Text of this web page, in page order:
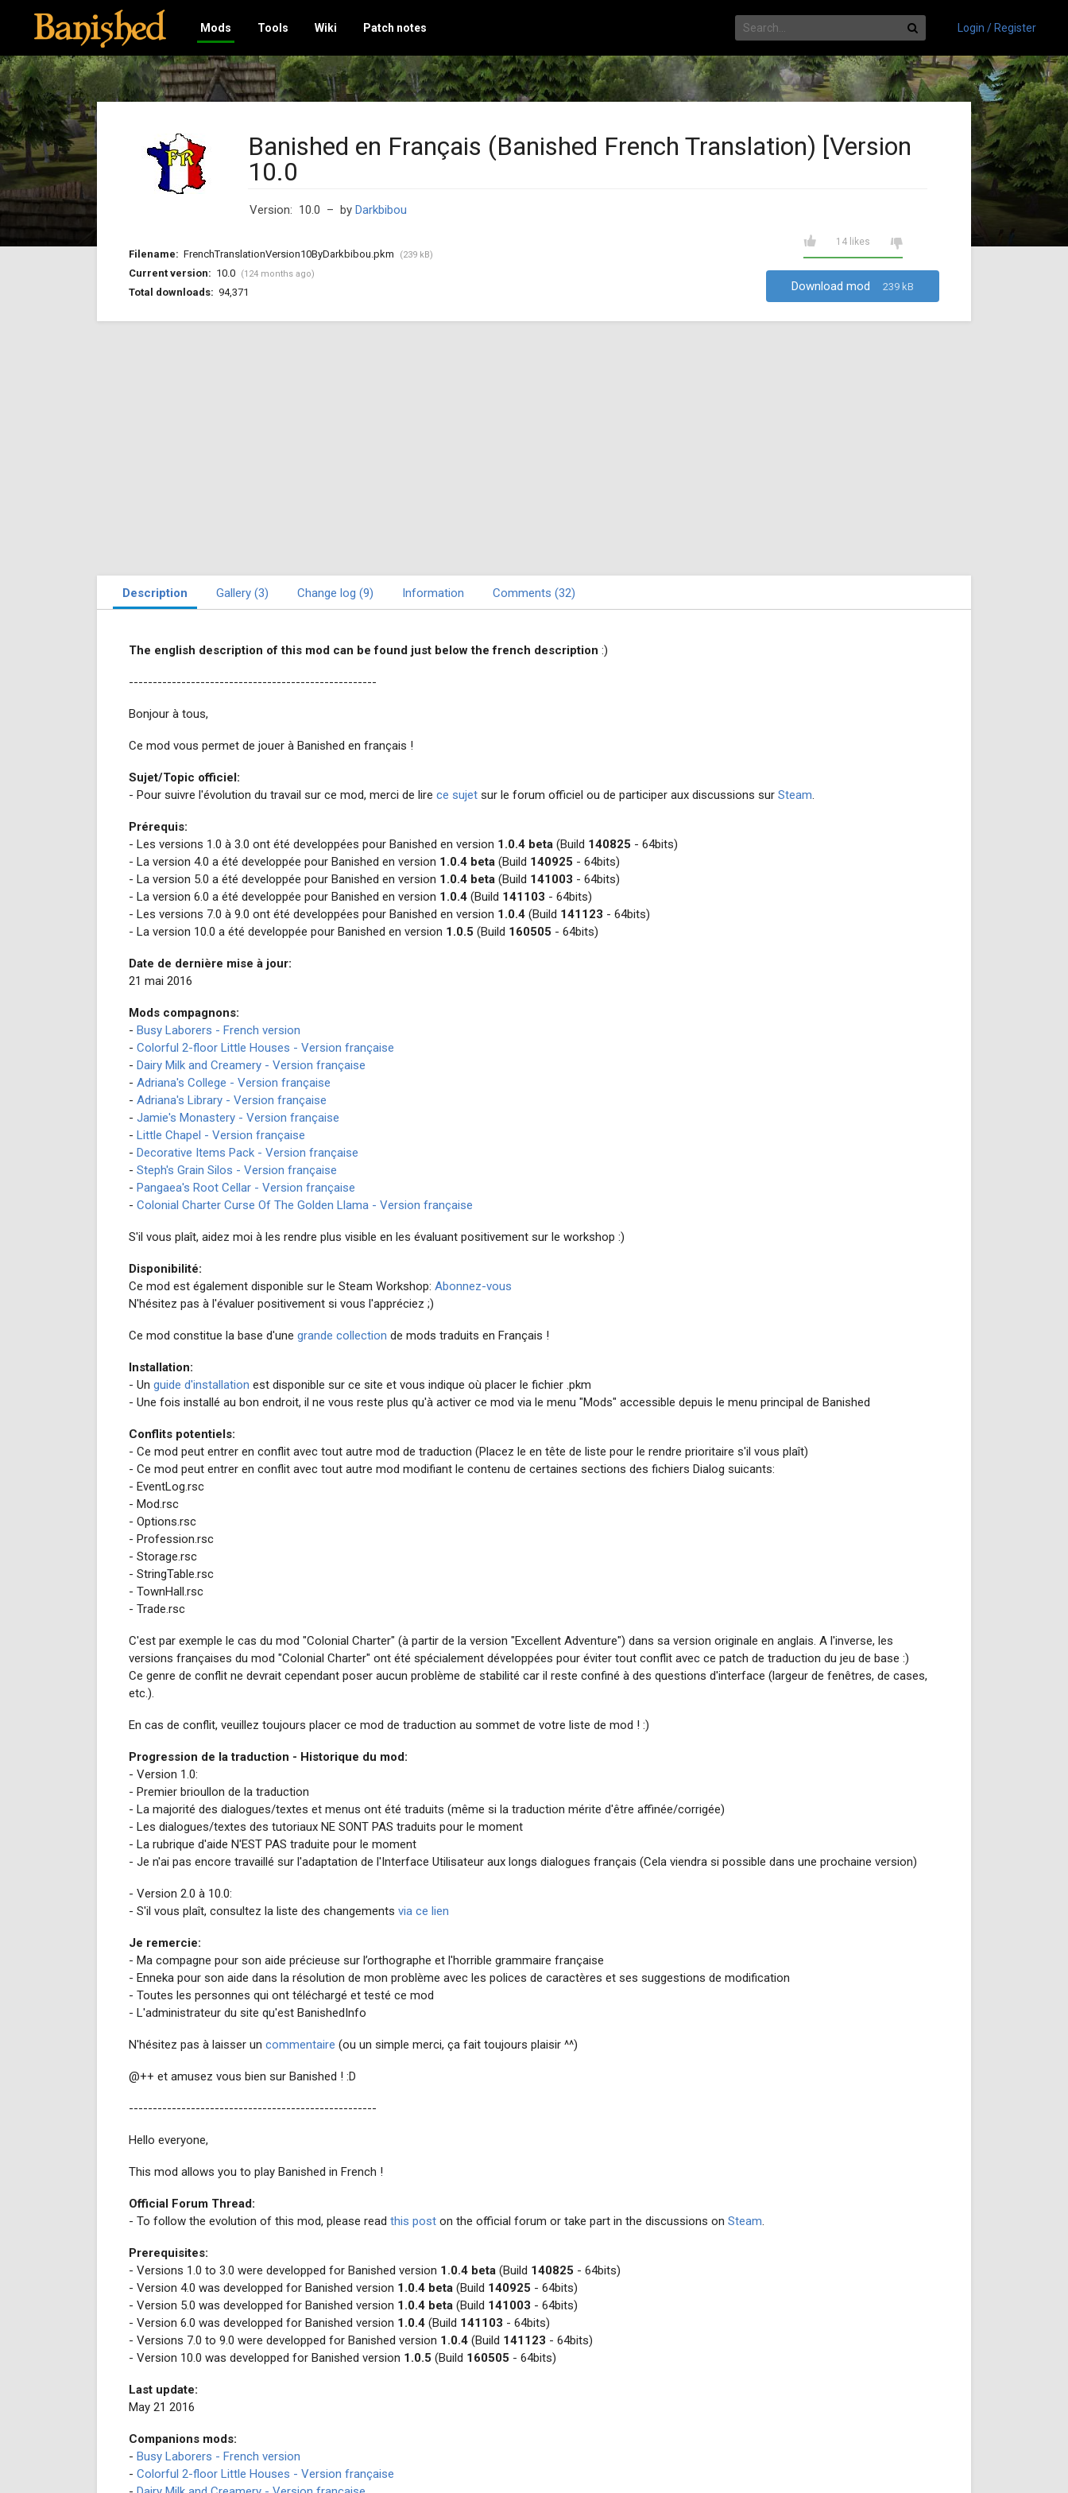
Mods Tools Wiki Patch notes Login / Register
Banished en Français (Banished French Translation) [Version
10.0
Version: 10.0 – by Darkbibou
Filename: FrenchTranslationVersion10ByDarkbibou.pkm (239 kB)
Current version: 10.0 (124 months ago)
Total downloads: 94,371
14 likes
Download mod 239 kB
Description Gallery (3) Change log (9) Information Comments (32)
The english description of this mod can be found just below the french description :)
----------------------------------------------------
Bonjour à tous,
Ce mod vous permet de jouer à Banished en français !
Sujet/Topic officiel:
- Pour suivre l'évolution du travail sur ce mod, merci de lire ce sujet sur le forum officiel ou de participer aux discussions sur Steam.
Prérequis:
- Les versions 1.0 à 3.0 ont été developpées pour Banished en version 1.0.4 beta (Build 140825 - 64bits)
- La version 4.0 a été developpée pour Banished en version 1.0.4 beta (Build 140925 - 64bits)
- La version 5.0 a été developpée pour Banished en version 1.0.4 beta (Build 141003 - 64bits)
- La version 6.0 a été developpée pour Banished en version 1.0.4 (Build 141103 - 64bits)
- Les versions 7.0 à 9.0 ont été developpées pour Banished en version 1.0.4 (Build 141123 - 64bits)
- La version 10.0 a été developpée pour Banished en version 1.0.5 (Build 160505 - 64bits)
Date de dernière mise à jour:
21 mai 2016
Mods compagnons:
- Busy Laborers - French version
- Colorful 2-floor Little Houses - Version française
- Dairy Milk and Creamery - Version française
- Adriana's College - Version française
- Adriana's Library - Version française
- Jamie's Monastery - Version française
- Little Chapel - Version française
- Decorative Items Pack - Version française
- Steph's Grain Silos - Version française
- Pangaea's Root Cellar - Version française
- Colonial Charter Curse Of The Golden Llama - Version française
S'il vous plaît, aidez moi à les rendre plus visible en les évaluant positivement sur le workshop :)
Disponibilité:
Ce mod est également disponible sur le Steam Workshop: Abonnez-vous
N'hésitez pas à l'évaluer positivement si vous l'appréciez ;)
Ce mod constitue la base d'une grande collection de mods traduits en Français !
Installation:
- Un guide d'installation est disponible sur ce site et vous indique où placer le fichier .pkm
- Une fois installé au bon endroit, il ne vous reste plus qu'à activer ce mod via le menu "Mods" accessible depuis le menu principal de Banished
Conflits potentiels:
- Ce mod peut entrer en conflit avec tout autre mod de traduction (Placez le en tête de liste pour le rendre prioritaire s'il vous plaît)
- Ce mod peut entrer en conflit avec tout autre mod modifiant le contenu de certaines sections des fichiers Dialog suicants:
- EventLog.rsc
- Mod.rsc
- Options.rsc
- Profession.rsc
- Storage.rsc
- StringTable.rsc
- TownHall.rsc
- Trade.rsc
C'est par exemple le cas du mod "Colonial Charter" (à partir de la version "Excellent Adventure") dans sa version originale en anglais. A l'inverse, les
versions françaises du mod "Colonial Charter" ont été spécialement développées pour éviter tout conflit avec ce patch de traduction du jeu de base :)
Ce genre de conflit ne devrait cependant poser aucun problème de stabilité car il reste confiné à des questions d'interface (largeur de fenêtres, de cases,
etc.).
En cas de conflit, veuillez toujours placer ce mod de traduction au sommet de votre liste de mod ! :)
Progression de la traduction - Historique du mod:
- Version 1.0:
- Premier brioullon de la traduction
- La majorité des dialogues/textes et menus ont été traduits (même si la traduction mérite d'être affinée/corrigée)
- Les dialogues/textes des tutoriaux NE SONT PAS traduits pour le moment
- La rubrique d'aide N'EST PAS traduite pour le moment
- Je n'ai pas encore travaillé sur l'adaptation de l'Interface Utilisateur aux longs dialogues français (Cela viendra si possible dans une prochaine version)
- Version 2.0 à 10.0:
- S'il vous plaît, consultez la liste des changements via ce lien
Je remercie:
- Ma compagne pour son aide précieuse sur l’orthographe et l'horrible grammaire française
- Enneka pour son aide dans la résolution de mon problème avec les polices de caractères et ses suggestions de modification
- Toutes les personnes qui ont téléchargé et testé ce mod
- L'administrateur du site qu'est BanishedInfo
N'hésitez pas à laisser un commentaire (ou un simple merci, ça fait toujours plaisir ^^)
@++ et amusez vous bien sur Banished ! :D
----------------------------------------------------
Hello everyone,
This mod allows you to play Banished in French !
Official Forum Thread:
- To follow the evolution of this mod, please read this post on the official forum or take part in the discussions on Steam.
Prerequisites:
- Versions 1.0 to 3.0 were developped for Banished version 1.0.4 beta (Build 140825 - 64bits)
- Version 4.0 was developped for Banished version 1.0.4 beta (Build 140925 - 64bits)
- Version 5.0 was developped for Banished version 1.0.4 beta (Build 141003 - 64bits)
- Version 6.0 was developped for Banished version 1.0.4 (Build 141103 - 64bits)
- Versions 7.0 to 9.0 were developped for Banished version 1.0.4 (Build 141123 - 64bits)
- Version 10.0 was developped for Banished version 1.0.5 (Build 160505 - 64bits)
Last update:
May 21 2016
Companions mods:
- Busy Laborers - French version
- Colorful 2-floor Little Houses - Version française